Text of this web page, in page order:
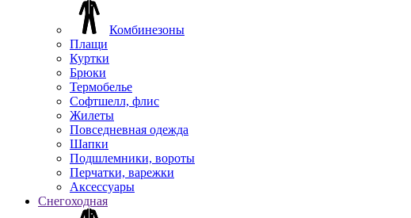
Комбинезоны
Плащи
Куртки
Брюки
Термобелье
Софтшелл, флис
Жилеты
Повседневная одежда
Шапки
Подшлемники, вороты
Перчатки, варежки
Аксессуары
Снегоходная